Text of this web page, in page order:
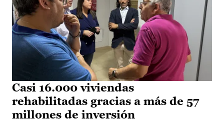
Casi 16.000 viviendas
rehabilitadas gracias a más de 57
millones de inversión